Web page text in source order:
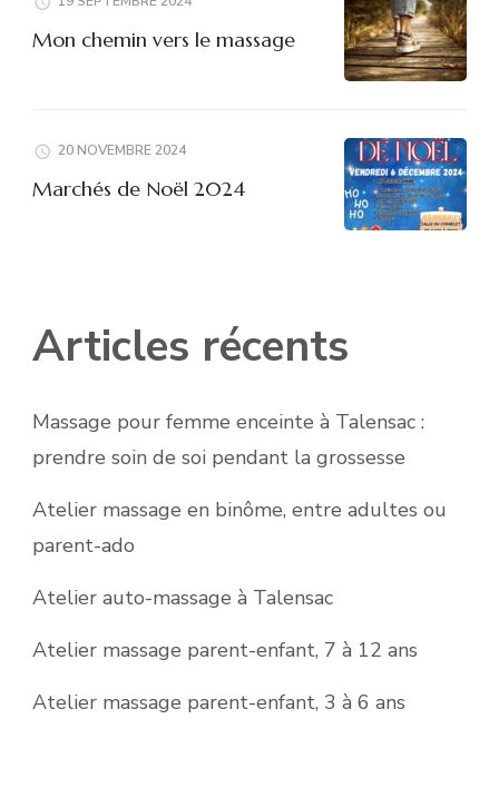
Mon chemin vers le massage
20 NOVEMBRE 2024
Marchés de Noël 2024
Articles récents
Massage pour femme enceinte à Talensac :
prendre soin de soi pendant la grossesse
Atelier massage en binôme, entre adultes ou
parent-ado
Atelier auto-massage à Talensac
Atelier massage parent-enfant, 7 à 12 ans
Atelier massage parent-enfant, 3 à 6 ans